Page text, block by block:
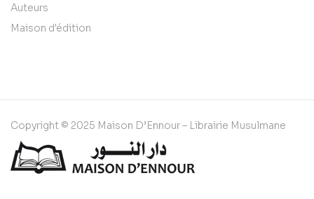
Auteurs
Maison d'édition
Copyright © 2025 Maison D’Ennour – Librairie Musulmane